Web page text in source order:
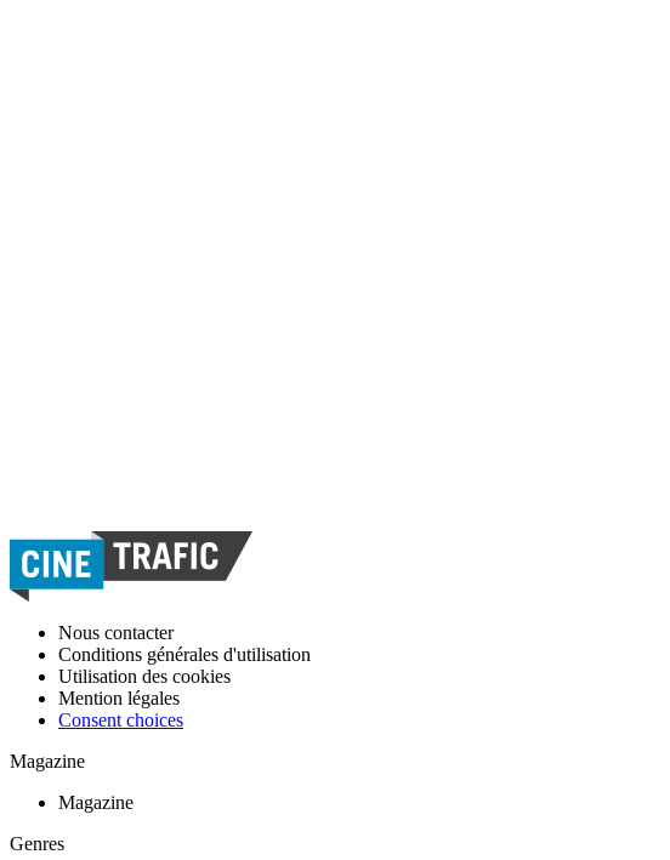
Nous contacter
Conditions générales d'utilisation
Utilisation des cookies
Mention légales
Consent choices
Magazine
Magazine
Genres